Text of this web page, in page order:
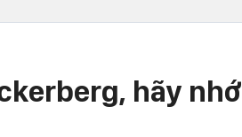
hãy nhớ